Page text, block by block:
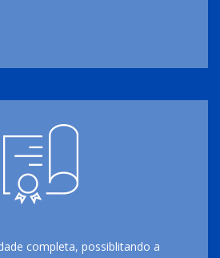
completa, possiblitando a